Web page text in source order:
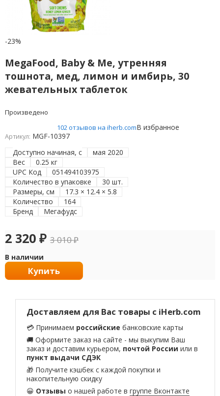
-23%
MegaFood, Baby & Me, утренняя
тошнота, мед, лимон и имбирь, 30
жевательных таблеток
Произведено
102 отзывов на iherb.comВ избранное
Артикул: MGF-10397
Доступно начиная, с
мая 2020
Вес
0.25 кг
UPC Код
051494103975
Количество в упаковке
30 шт.
Размеры, см
17.3 × 12.4 × 5.8
Количество
164
Бренд
Мегафудс
2 320 ₽ 3 010₽
В наличии
Купить
Доставляем для Вас товары с iHerb.com
💳 Принимаем российские банковские карты
🚚 Оформите заказ на сайте - мы выкупим Ваш
заказ и доставим курьером, почтой России или в
пункт выдачи СДЭК
🎁 Получите кэшбек с каждой покупки и
накопительную скидку
😀 Отзывы о нашей работе вгруппе Вконтакте